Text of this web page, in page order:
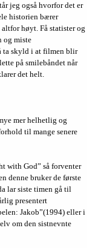
jeg også hvorfor det er
historien bærer
høyt. Få statister og
og miste
ta skyld i at filmen blir
på smilebåndet når
det helt.
mer helhetlig og
til mange senere
with God” så forventer
denne bruker de første
lar siste timen gå til
presentert
Jakob”(1994) eller i
om den sistnevnte